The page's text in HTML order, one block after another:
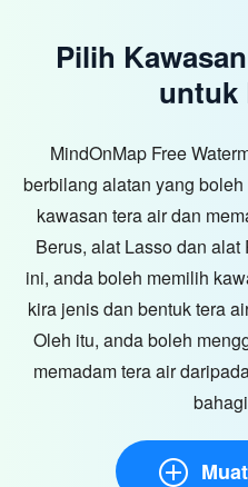
Pilih
untuk
MindOnMap Free
berbilang alatan yang
kawasan tera air dan
Berus, alat Lasso dan
ini, anda boleh memilih
kira jenis dan bentuk tera
Oleh itu, anda boleh
memadam tera air